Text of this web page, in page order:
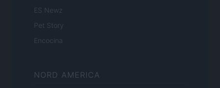
ES Newz
Pet Story
Encocina
NORD AMERICA